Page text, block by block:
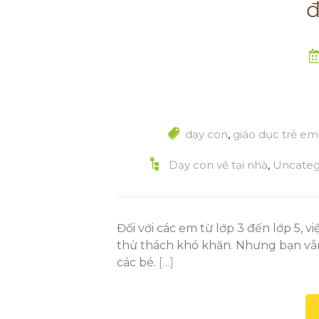
dạy con, giáo dục trẻ em
Dạy con vẽ tại nhà,
Đối với các em từ lớp 3 đến lớp 5,
thử thách khó khăn. Nhưng bạn
các bé. […]